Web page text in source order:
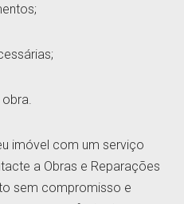
imóvel com um serviço
a Obras e Reparações
sem compromisso e